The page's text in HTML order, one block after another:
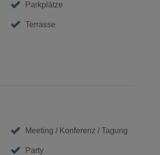
Parkplätze
Terrasse
Meeting / Konferenz / Tagung
Party